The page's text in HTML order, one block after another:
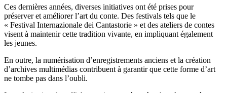
Ces dernières années, diverses initiatives ont été prises pour
préserver et améliorer l’art du conte. Des festivals tels que le
« Festival Internazionale dei Cantastorie » et des ateliers de contes
visent à maintenir cette tradition vivante, en impliquant également
les jeunes.
En outre, la numérisation d’enregistrements anciens et la création
d’archives multimédias contribuent à garantir que cette forme d’art
ne tombe pas dans l’oubli.